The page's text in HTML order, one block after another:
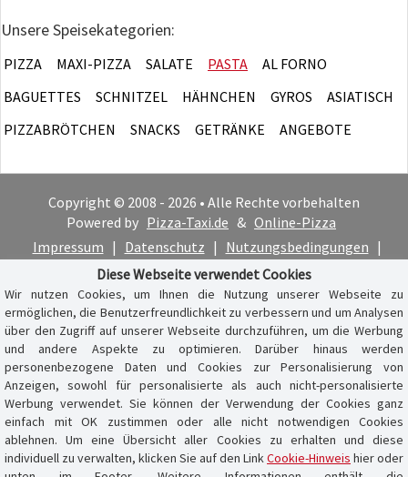
Unsere Speisekategorien:
PIZZA MAXI-PIZZA SALATE PASTA
AL FORNO
BAGUETTES
SCHNITZEL HÄHNCHEN GYROS
ASIATISCH
PIZZABRÖTCHEN
SNACKS GETRÄNKE ANGEBOTE
Copyright © 2008 - 2026 • Alle Rechte vorbehalten
Powered by Pizza-Taxi.de & Online-Pizza
Impressum | Datenschutz | Nutzungsbedingungen |
Cookie-Hinweis
Diese Webseite verwendet Cookies
Wir nutzen Cookies, um Ihnen die Nutzung unserer Webseite zu
ermöglichen, die Benutzerfreundlichkeit zu verbessern und um Analysen
über den Zugriff auf unserer Webseite durchzuführen, um die Werbung
und andere Aspekte zu optimieren. Darüber hinaus werden
personenbezogene Daten und Cookies zur Personalisierung von
Anzeigen, sowohl für personalisierte als auch nicht-personalisierte
Werbung verwendet. Sie können der Verwendung der Cookies ganz
einfach mit OK zustimmen oder alle nicht notwendigen Cookies
ablehnen. Um eine Übersicht aller Cookies zu erhalten und diese
individuell zu verwalten, klicken Sie auf den LinkCookie-Hinweis hier oder